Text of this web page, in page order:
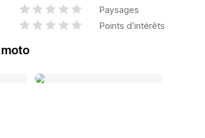
Paysages
Points d’intérêts